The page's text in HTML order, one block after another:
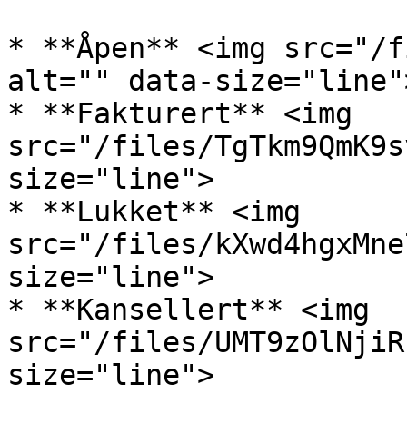
* **Åpen** <img src="/
alt="" data-
* **Fakturert** <img
src="/files/
size="line">
* **Lukket** <img
src="/files/
size="line">
* **Kansellert** <img
src="/files/
size="line">